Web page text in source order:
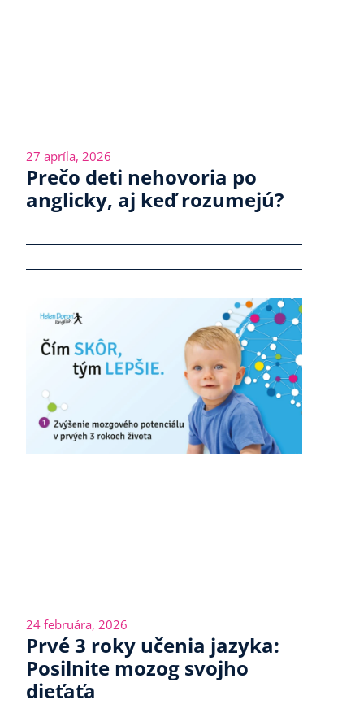
27 apríla, 2026
Prečo deti nehovoria po
anglicky, aj keď rozumejú?
24 februára, 2026
Prvé 3 roky učenia jazyka:
Posilnite mozog svojho
dieťaťa